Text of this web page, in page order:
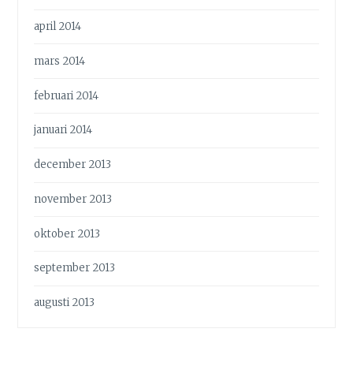
april 2014
mars 2014
februari 2014
januari 2014
december 2013
november 2013
oktober 2013
september 2013
augusti 2013